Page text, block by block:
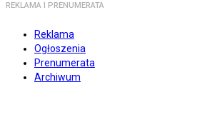
REKLAMA I PRENUMERATA
Reklama
Ogłoszenia
Prenumerata
Archiwum